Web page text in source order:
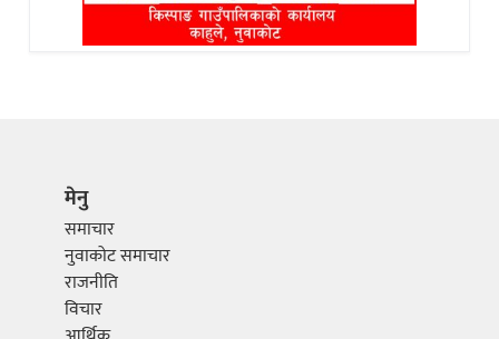
मेनु
समाचार
नुवाकोट समाचार
राजनीति
विचार